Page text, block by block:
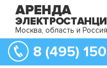
Москва, область и Россия
8 (495)